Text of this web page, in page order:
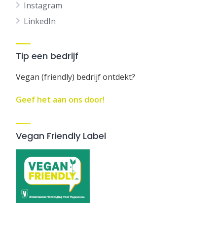
Instagram
LinkedIn
Tip een bedrijf
Vegan (friendly) bedrijf ontdekt?
Geef het aan ons door!
Vegan Friendly Label